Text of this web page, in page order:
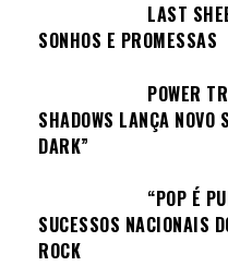
LAST
SONHOS E PROMESSAS
POWER
SHADOWS LANÇA
DARK”
“POP É
SUCESSOS NACIONAIS
ROCK